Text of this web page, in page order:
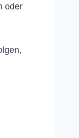
oder